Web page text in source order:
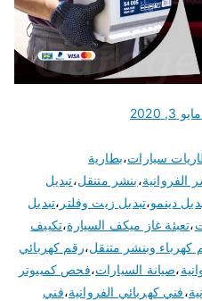
مايو 3, 2020
سيارات،بطارية
الفروانية،بنشر متنقل،تبديل
دينمو،تبديل زيت وفلتر ،تبديل
،تعبئة غاز ميكف السيارة،تكييف
كهرباء وبنشر متنقل،رقم كهربائي
،صيانة السيارات،فحص كمبيوتر
،فني كهربائي الفروانية،فني